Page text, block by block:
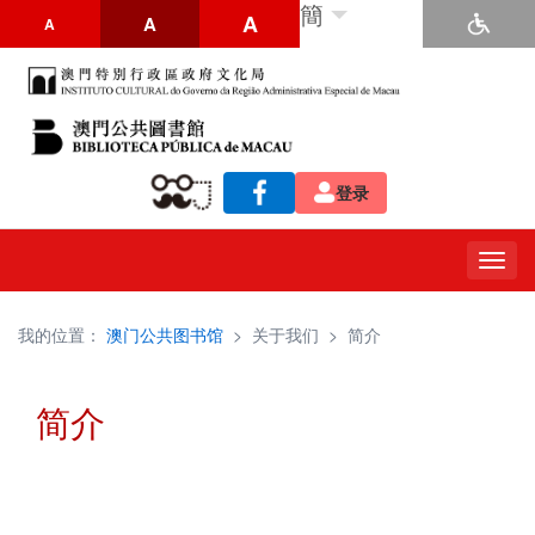
A A A 簡
登录
我的位置： 澳门公共图书馆 > 关于我们 > 简介
简介